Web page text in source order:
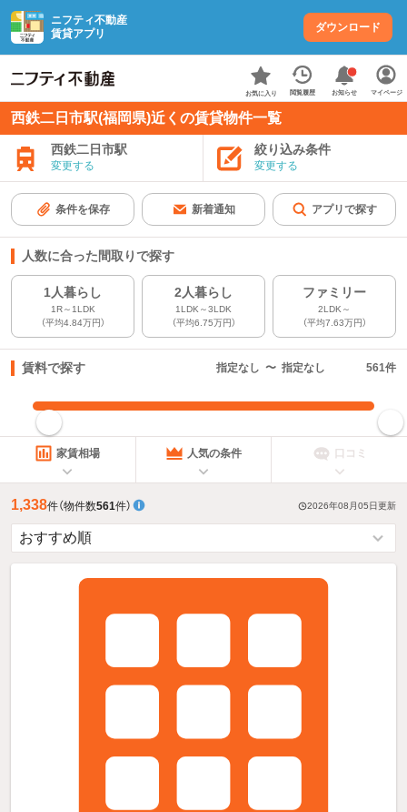
ニフティ不動産
賃貸アプリ
ダウンロード
お気に入り 閲覧履歴 お知らせ マイページ
西鉄二日市駅(福岡県)近くの賃貸物件一覧
西鉄二日市駅
変更する
絞り込み条件
変更する
条件を保存 新着通知 アプリで探す
人数に合った間取りで探す
1人暮らし
1R～1LDK
（平均4.84万円）
2人暮らし
1LDK～3LDK
（平均6.75万円）
ファミリー
2LDK～
（平均7.63万円）
賃料で探す 指定なし 〜 指定なし 561件
指定した賃料で絞り込む
家賃相場 人気の条件 口コミ
1,338件（物件数561件） 2026年08月05日更新